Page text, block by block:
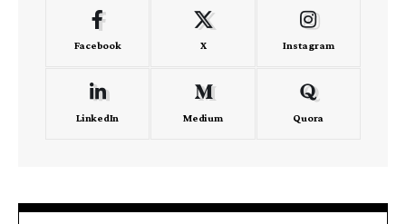
Facebook X Instagram
LinkedIn Medium Quora